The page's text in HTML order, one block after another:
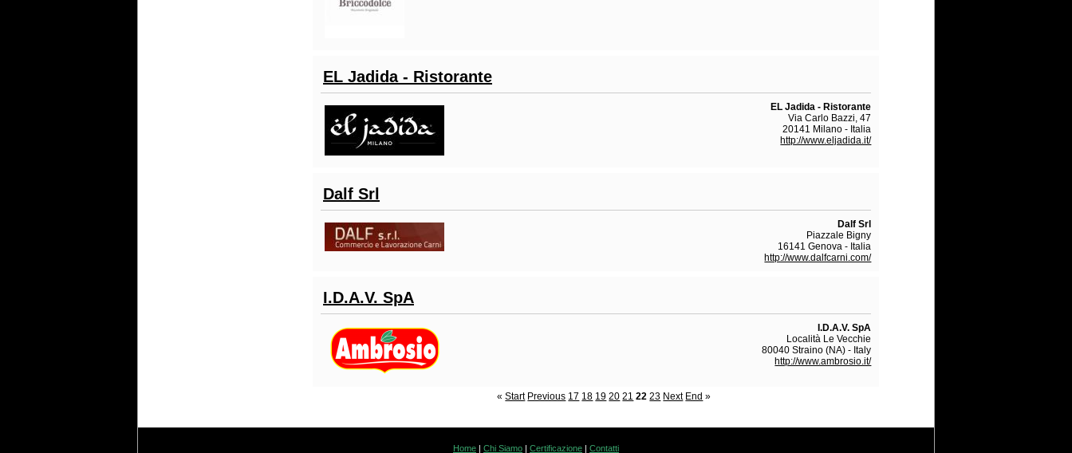
EL Jadida - Ristorante
EL Jadida - Ristorante
Via Carlo Bazzi, 47
20141 Milano - Italia
http://www.eljadida.it/
Dalf Srl
Dalf Srl
Piazzale Bigny
16141 Genova - Italia
http://www.dalfcarni.com/
I.D.A.V. SpA
I.D.A.V. SpA
Località Le Vecchie
80040 Straino (NA) - Italy
http://www.ambrosio.it/
« Start Previous 17 18 19 20 21 22 23 Next End »
Home | Chi Siamo | Certificazione | Contatti